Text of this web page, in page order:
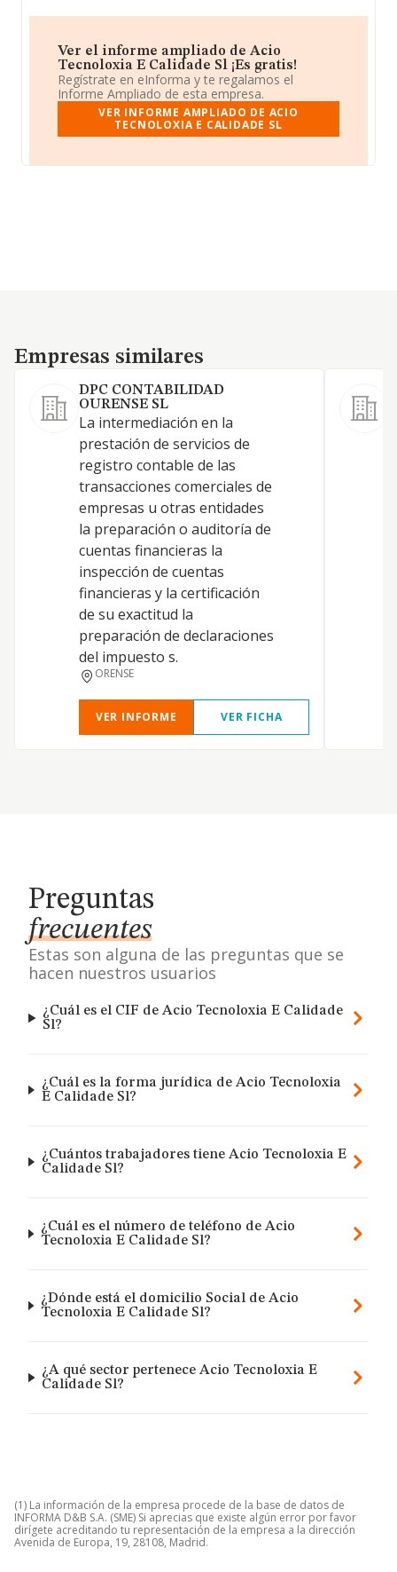
Ver el informe ampliado de Acio
Tecnoloxia E Calidade Sl ¡Es gratis!
Regístrate en eInforma y te regalamos el
Informe Ampliado de esta empresa.
VER INFORME AMPLIADO DE ACIO
TECNOLOXIA E CALIDADE SL
Empresas similares
Empresas similares
DPC CONTABILIDAD
OURENSE SL
La intermediación en la
prestación de servicios de
registro contable de las
transacciones comerciales de
empresas u otras entidades
la preparación o auditoría de
cuentas financieras la
inspección de cuentas
financieras y la certificación
de su exactitud la
preparación de declaraciones
del impuesto s.
ORENSE
VER INFORME VER FICHA
Preguntas
frecuentes
Estas son alguna de las preguntas que se
hacen nuestros usuarios
¿Cuál es el CIF de Acio Tecnoloxia E Calidade
Sl?
¿Cuál es la forma jurídica de Acio Tecnoloxia
E Calidade Sl?
¿Cuántos trabajadores tiene Acio Tecnoloxia E
Calidade Sl?
¿Cuál es el número de teléfono de Acio
Tecnoloxia E Calidade Sl?
¿Dónde está el domicilio Social de Acio
Tecnoloxia E Calidade Sl?
¿A qué sector pertenece Acio Tecnoloxia E
Calidade Sl?
(1) La información de la empresa procede de la base de datos de
INFORMA D&B S.A. (SME) Si aprecias que existe algún error por favor
dirígete acreditando tu representación de la empresa a la dirección
Avenida de Europa, 19, 28108, Madrid.